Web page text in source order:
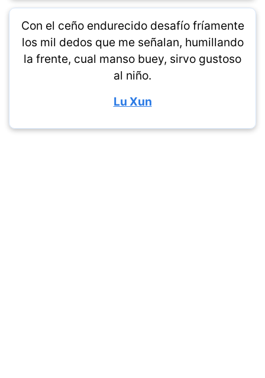
Con el ceño endurecido desafío fríamente
los mil dedos que me señalan, humillando
la frente, cual manso buey, sirvo gustoso
al niño.
Lu Xun